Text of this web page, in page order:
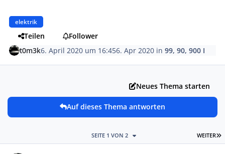
elektrik
Teilen
Follower
t0m3k6. April 2020 um 16:456. Apr 2020 in99, 90, 900 I
Neues Thema starten
Auf dieses Thema antworten
WEITER
SEITE 1 VON 2